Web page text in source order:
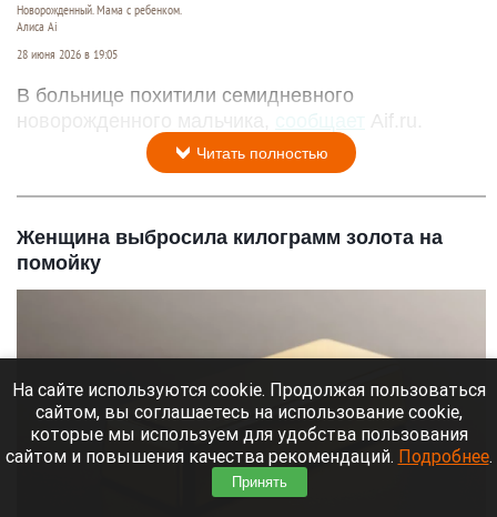
Новорожденный. Мама с ребенком.
Алиса Ai
28 июня 2026 в 19:05
В больнице похитили семидневного
новорожденного мальчика,
сообщает Aif.ru.
Читать полностью
Женщина выбросила килограмм золота на
помойку
На сайте используются cookie. Продолжая пользоваться
сайтом, вы соглашаетесь на использование cookie,
которые мы используем для удобства пользования
сайтом и повышения качества рекомендаций. Подробнее.
Принять